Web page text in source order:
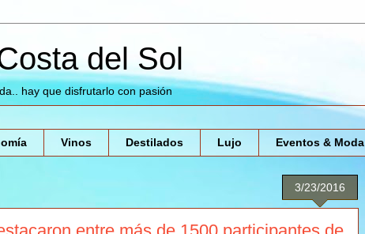
del Sol
hay que disfrutarlo con pasión
Vinos Destilados Lujo Eventos & Moda
3/23/2016